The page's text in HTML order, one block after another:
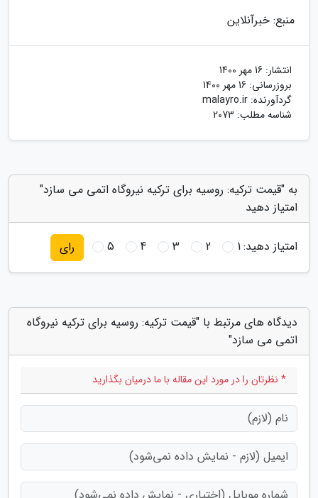
منبع: خبرآنلاین
انتشار: 16 مهر 1400
بروزرسانی: 16 مهر 1400
گردآورنده: malayro.ir
شناسه مطلب: 2073
به "قیمت ترکیه: روسیه برای ترکیه نیروگاه اتمی می سازد"
امتیاز دهید
امتیاز دهید:1
2
3
4
5 رای
دیدگاه های مرتبط با "قیمت ترکیه: روسیه برای ترکیه نیروگاه
اتمی می سازد"
* نظرتان را در مورد این مقاله با ما درمیان بگذارید